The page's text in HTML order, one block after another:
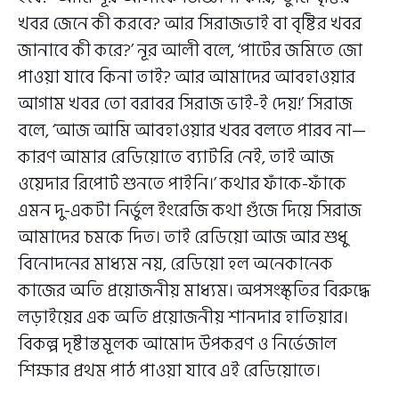
খবর জেনে কী করবে? আর সিরাজভাই বা বৃষ্টির খবর
জানাবে কী করে?’ নূর আলী বলে, ‘পাটের জমিতে জো
পাওয়া যাবে কিনা তাই? আর আমাদের আবহাওয়ার
আগাম খবর তো বরাবর সিরাজ ভাই-ই দেয়!’ সিরাজ
বলে, ‘আজ আমি আবহাওয়ার খবর বলতে পারব না—
কারণ আমার রেডিয়োতে ব্যাটরি নেই, তাই আজ
ওয়েদার রিপোর্ট শুনতে পাইনি।’ কথার ফাঁকে-ফাঁকে
এমন দু-একটা নির্ভুল ইংরেজি কথা গুঁজে দিয়ে সিরাজ
আমাদের চমকে দিত। তাই রেডিয়ো আজ আর শুধু
বিনোদনের মাধ্যম নয়, রেডিয়ো হল অনেকানেক
কাজের অতি প্রয়োজনীয় মাধ্যম। অপসংস্কৃতির বিরুদ্ধে
লড়াইয়ের এক অতি প্রয়োজনীয় শানদার হাতিয়ার।
বিকল্প দৃষ্টান্তমূলক আমোদ উপকরণ ও নির্ভেজাল
শিক্ষার প্রথম পাঠ পাওয়া যাবে এই রেডিয়োতে।